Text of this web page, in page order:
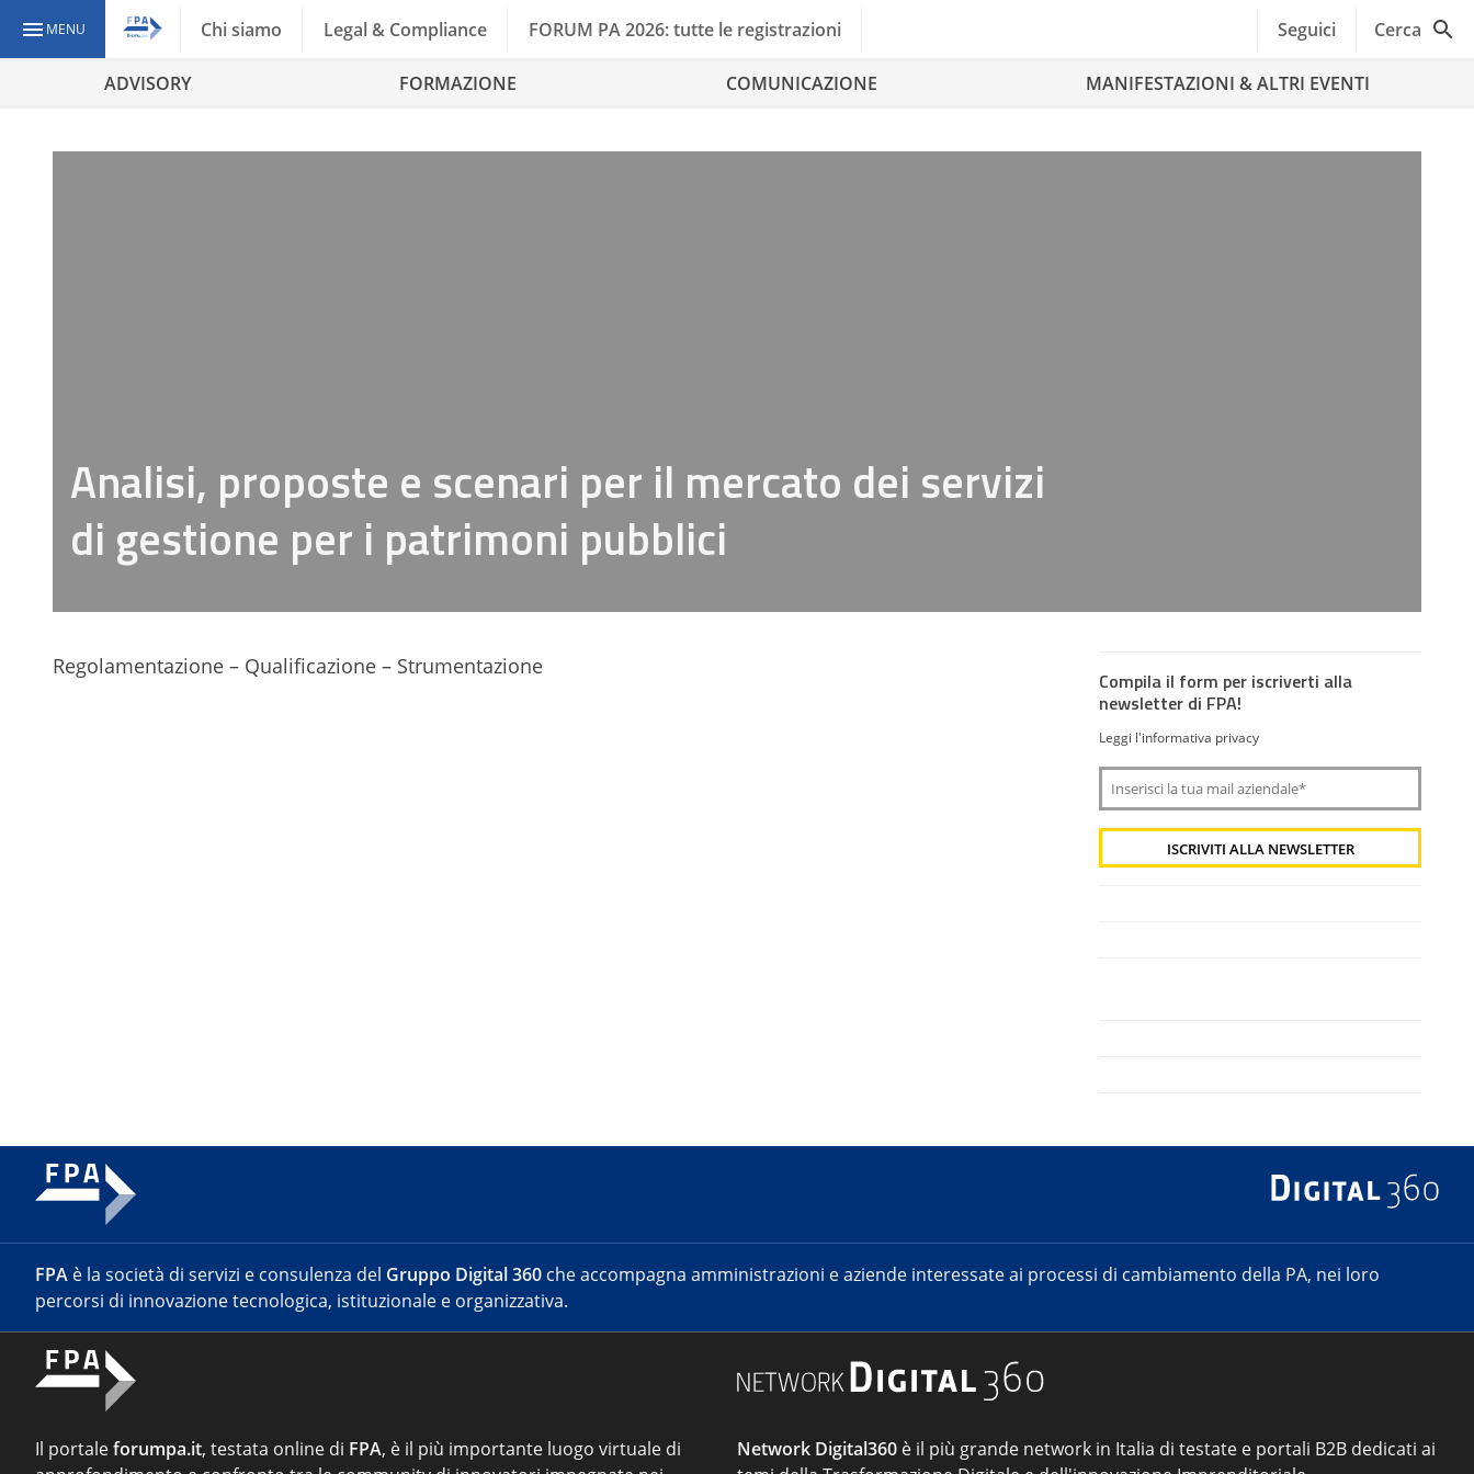
MENU Chi siamo Legal & Compliance FORUM PA 2026: tutte le registrazioni Seguici Cerca
ADVISORY FORMAZIONE COMUNICAZIONE MANIFESTAZIONI & ALTRI EVENTI
Analisi, proposte e scenari per il mercato dei servizi
di gestione per i patrimoni pubblici
Regolamentazione – Qualificazione – Strumentazione
Compila il form per iscriverti alla
newsletter di FPA!
Leggi l'informativa privacy
FPA è la società di servizi e consulenza del Gruppo Digital 360 che accompagna amministrazioni e aziende interessate ai processi di cambiamento della PA, nei loro
percorsi di innovazione tecnologica, istituzionale e organizzativa.
Il portaleforumpa.it, testata online di FPA, è il più importante luogo virtuale di
Network Digital360 è il più grande network in Italia di testate e portali B2B dedicati ai